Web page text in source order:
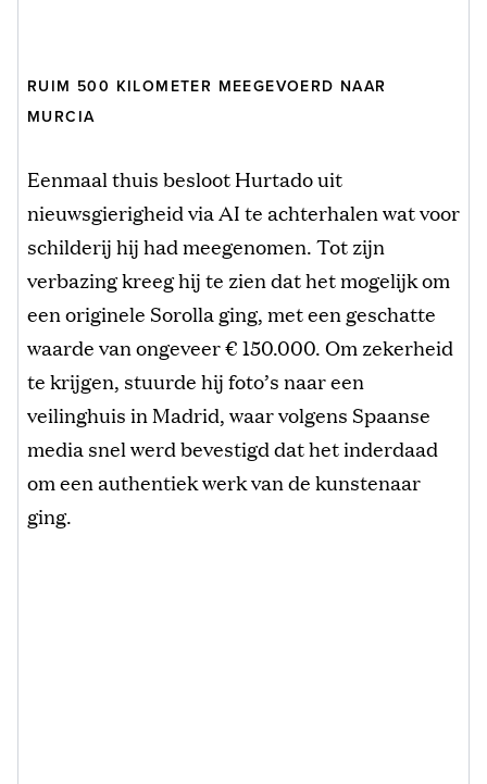
RUIM 500 KILOMETER MEEGEVOERD NAAR
MURCIA
Eenmaal thuis besloot Hurtado uit
nieuwsgierigheid via AI te achterhalen wat voor
schilderij hij had meegenomen. Tot zijn
verbazing kreeg hij te zien dat het mogelijk om
een originele Sorolla ging, met een geschatte
waarde van ongeveer € 150.000. Om zekerheid
te krijgen, stuurde hij foto’s naar een
veilinghuis in Madrid, waar volgens Spaanse
media snel werd bevestigd dat het inderdaad
om een authentiek werk van de kunstenaar
ging.